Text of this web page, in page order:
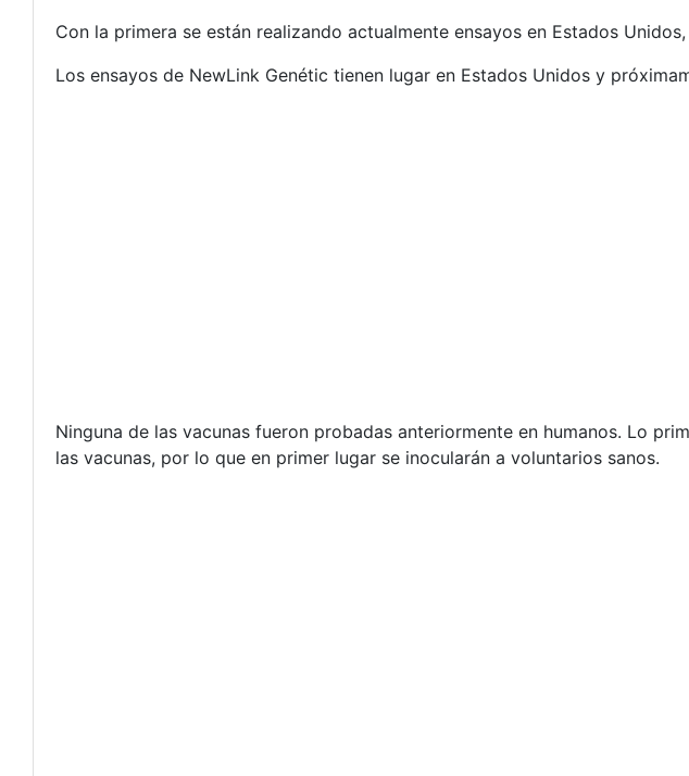
Con la primera se están realizando actualmente ensayos en Estados
Los ensayos de NewLink Genétic tienen lugar en Estados Unidos y
Ninguna de las vacunas fueron probadas anteriormente en humanos. Lo
las vacunas, por lo que en primer lugar se inocularán a voluntarios sanos.